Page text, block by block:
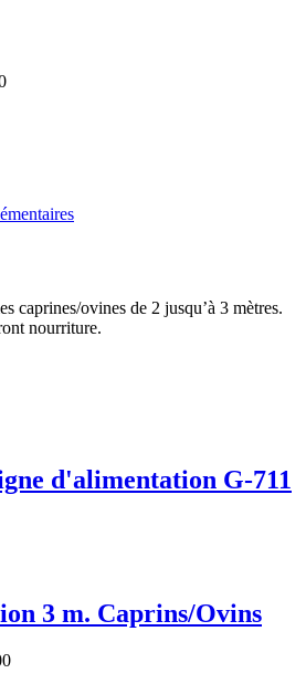
caprines/ovines de 2 jusqu’à 3 mètres.
nourriture.
d'alimentation G-711
3 m. Caprins/Ovins